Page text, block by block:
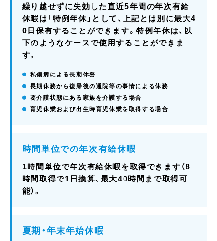
繰り越せずに失効した直近5年間の年次有給
休暇は「特例年休」として、上記とは別に最大4
0日保有することができます。特例年休は、以
下のようなケースで使用することができま
す。
私傷病による長期休務
長期休務から復帰後の通院等の事情による休務
要介護状態にある家族を介護する場合
育児休業および出生時育児休業を取得する場合
時間単位での年次有給休暇
1時間単位で年次有給休暇を取得できます（8
時間取得で1日換算、最大40時間まで取得可
能）。
夏期・年末年始休暇